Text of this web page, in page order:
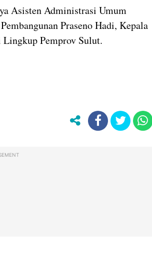
Asisten Administrasi Umum
Praseno Hadi, Kepala
Pemprov Sulut.